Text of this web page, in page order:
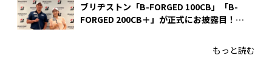
ブリヂストン「B-FORGED 100CB」「B-
FORGED 200CB＋」が正式にお披露目！
もっと読む